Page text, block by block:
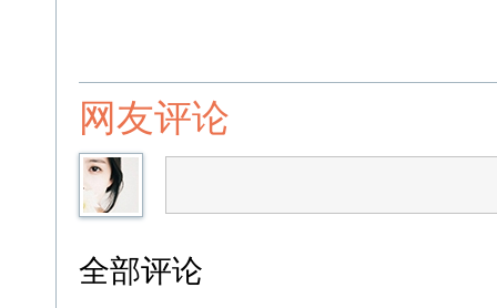
网友评论
全部评论